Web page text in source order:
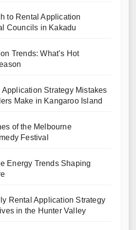
to Rental Application
Councils in Kakadu
Trends: What’s Hot
Strategy Mistakes
Make in Kangaroo Island
of the Melbourne
Festival
Energy Trends Shaping
Rental Application Strategy
in the Hunter Valley